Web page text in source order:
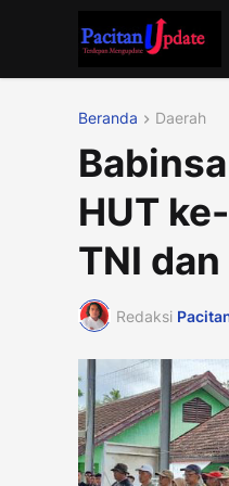
Beranda Daerah
HUT
TNI
Redaksi